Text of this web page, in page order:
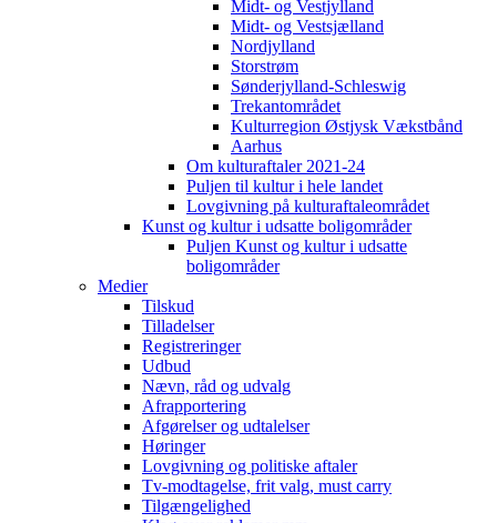
Midt- og Vestjylland
Midt- og Vestsjælland
Nordjylland
Storstrøm
Sønderjylland-Schleswig
Trekantområdet
Kulturregion Østjysk Vækstbånd
Aarhus
Om kulturaftaler 2021-24
Puljen til kultur i hele landet
Lovgivning på kulturaftaleområdet
Kunst og kultur i udsatte boligområder
Puljen Kunst og kultur i udsatte
boligområder
Medier
Tilskud
Tilladelser
Registreringer
Udbud
Nævn, råd og udvalg
Afrapportering
Afgørelser og udtalelser
Høringer
Lovgivning og politiske aftaler
Tv-modtagelse, frit valg, must carry
Tilgængelighed